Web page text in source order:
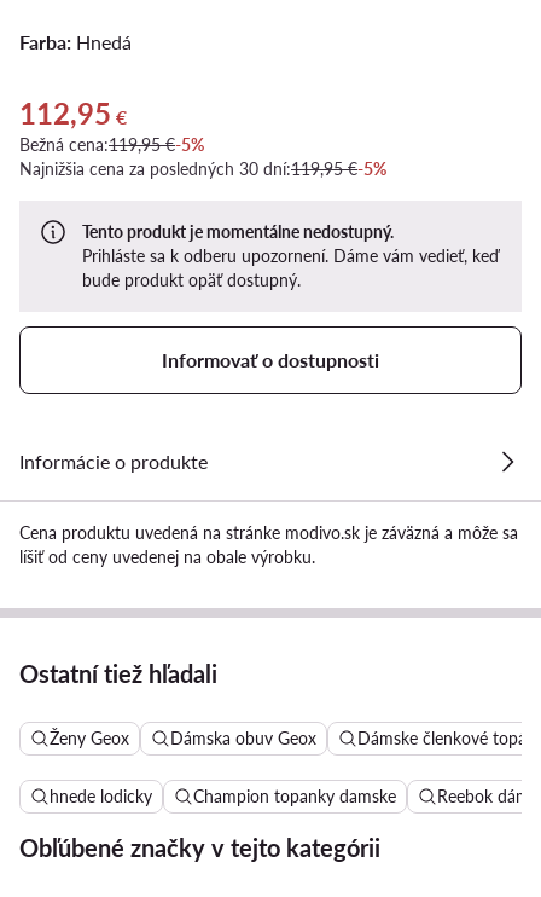
Farba: Hnedá
Aktuálna cena 112,95 €
112,95 €
Bežná cena:119,95 €-5%
Najnižšia cena za posledných 30 dní:119,95 €-5%
Tento produkt je momentálne nedostupný.
Prihláste sa k odberu upozornení. Dáme vám vedieť, keď
bude produkt opäť dostupný.
Informovať o dostupnosti
Informácie o produkte
Cena produktu uvedená na stránke modivo.sk je záväzná a môže sa
líšiť od ceny uvedenej na obale výrobku.
Ostatní tiež hľadali
Ženy Geox Dámska obuv Geox Dámske členkové
hnede lodicky Champion topanky damske Reebok
Obľúbené značky v tejto kategórii